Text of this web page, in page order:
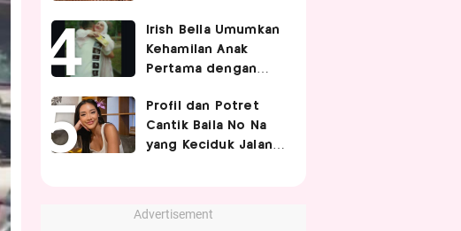
Irish Bella Umumkan
Kehamilan Anak
Pertama dengan
Profil dan Potret
Cantik Baila No Na
yang Keciduk Jalan
Advertisement